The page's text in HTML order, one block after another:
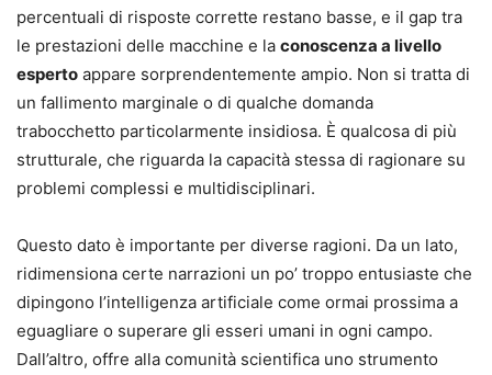
percentuali di risposte corrette restano basse, e il gap tra
le prestazioni delle macchine e la conoscenza a livello
esperto appare sorprendentemente ampio. Non si tratta di
un fallimento marginale o di qualche domanda
trabocchetto particolarmente insidiosa. È qualcosa di più
strutturale, che riguarda la capacità stessa di ragionare su
problemi complessi e multidisciplinari.
Questo dato è importante per diverse ragioni. Da un lato,
ridimensiona certe narrazioni un po’ troppo entusiaste che
dipingono l’intelligenza artificiale come ormai prossima a
eguagliare o superare gli esseri umani in ogni campo.
Dall’altro, offre alla comunità scientifica uno strumento